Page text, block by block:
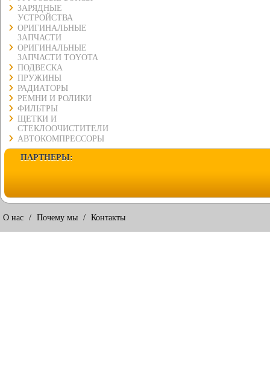
ЗАРЯДНЫЕ
УСТРОЙСТВА
ОРИГИНАЛЬНЫЕ
ЗАПЧАСТИ
ОРИГИНАЛЬНЫЕ
ЗАПЧАСТИ TOYOTA
ПОДВЕСКА
ПРУЖИНЫ
РАДИАТОРЫ
РЕМНИ И РОЛИКИ
ФИЛЬТРЫ
ЩЕТКИ И
СТЕКЛООЧИСТИТЕЛИ
АВТОКОМПРЕССОРЫ
ПАРТНЕРЫ:
О нас / Почему мы / Контакты